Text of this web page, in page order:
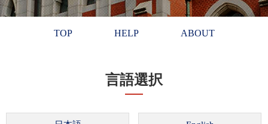
TOP HELP ABOUT
言語選択